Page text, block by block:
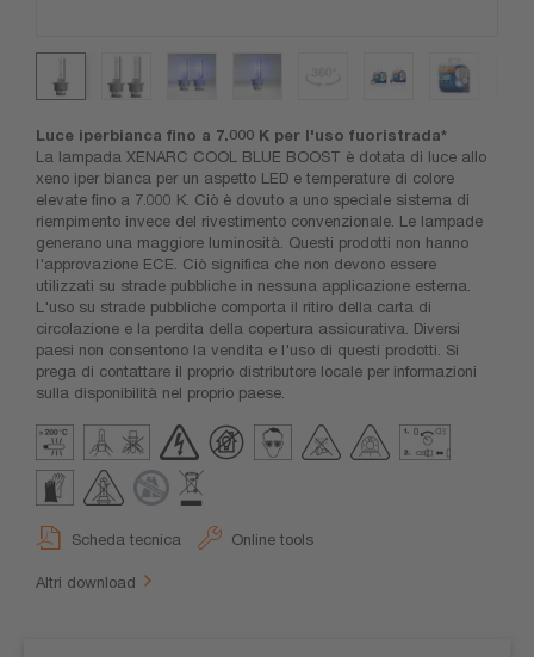
Luce iperbianca fino a 7.000 K per l'uso fuoristrada*
La lampada XENARC COOL BLUE BOOST è dotata di luce allo
xeno iper bianca per un aspetto LED e temperature di colore
elevate fino a 7.000 K. Ciò è dovuto a uno speciale sistema di
riempimento invece del rivestimento convenzionale. Le lampade
generano una maggiore luminosità. Questi prodotti non hanno
l'approvazione ECE. Ciò significa che non devono essere
utilizzati su strade pubbliche in nessuna applicazione esterna.
L'uso su strade pubbliche comporta il ritiro della carta di
circolazione e la perdita della copertura assicurativa. Diversi
paesi non consentono la vendita e l'uso di questi prodotti. Si
prega di contattare il proprio distributore locale per informazioni
sulla disponibilità nel proprio paese.
Scheda tecnica Online tools
Altri download